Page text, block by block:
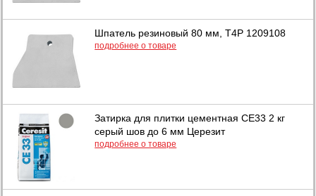
Шпатель резиновый 80 мм, T4P 1209108
подробнее о товаре
Затирка для плитки цементная CE33 2 кг
серый шов до 6 мм Церезит
подробнее о товаре